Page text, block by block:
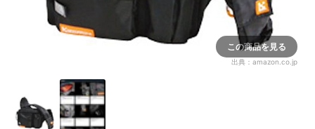
この商品を見る
出典： amazon.co.jp